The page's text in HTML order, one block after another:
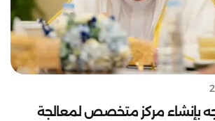
بإنشاء مركز متخصص لمعالجة